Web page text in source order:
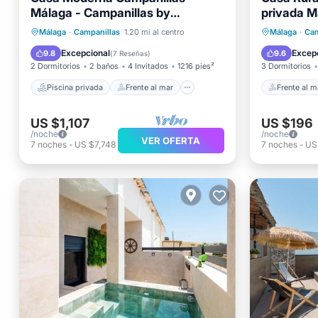
Málaga - Campanillas by
Ruralidays
Málaga · Campanillas 1.20 mi al centro
9.8 Excepcional(7 Reseñas)
2 Dormitorios 2 baños 4 Invitados 1216 pies²
Piscina privada Frente al mar
Piscina privada
Frente al mar
Piscina
Vista al mar
US $1,107
/noche
7 noches - US $7,748 VER OFERTA
privada
Málaga ·
9.6
3 Dormitorios
Frente al
Frente
Piscina
US $196
/noche
7 noches-